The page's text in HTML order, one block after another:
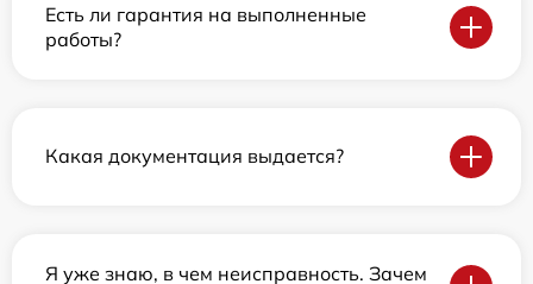
Есть ли гарантия на выполненные
работы?
Какая документация выдается?
Я уже знаю, в чем неисправность. Зачем